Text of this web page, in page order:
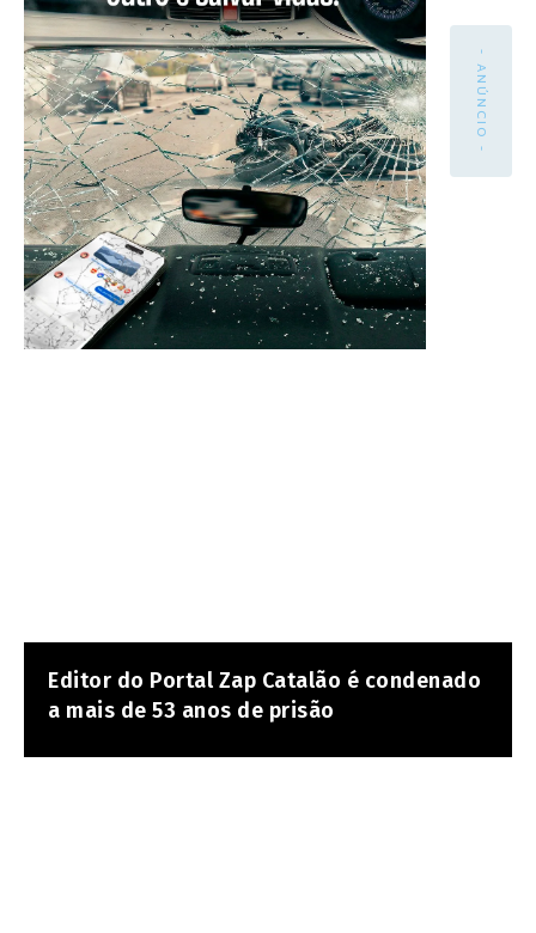
- ANÚNCIO -
Editor do Portal Zap Catalão é condenado
a mais de 53 anos de prisão